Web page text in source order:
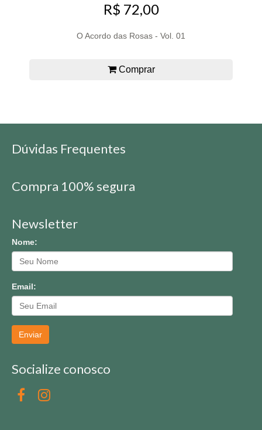
R$ 72,00
O Acordo das Rosas - Vol. 01
Comprar
Dúvidas Frequentes
Compra 100% segura
Newsletter
Nome:
Email:
Enviar
Socialize conosco